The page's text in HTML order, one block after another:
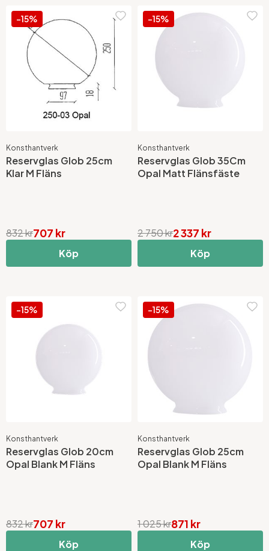
-15%
Konsthantverk
Reservglas Glob 25cm
Klar M Fläns
707 kr
832 kr
Köp
-15%
Konsthantverk
Reservglas Glob 35Cm
Opal Matt Flänsfäste
2 337 kr
2 750 kr
Köp
-15%
Konsthantverk
Reservglas Glob 20cm
Opal Blank M Fläns
707 kr
832 kr
Köp
-15%
Konsthantverk
Reservglas Glob 25cm
Opal Blank M Fläns
871 kr
1 025 kr
Köp